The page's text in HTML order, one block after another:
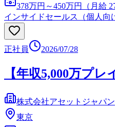
378万円～450万円（月給
インサイドセールス（個人向
正社員 2026/07/28
【年収5,000万プ
株式会社アセットジャパン
東京